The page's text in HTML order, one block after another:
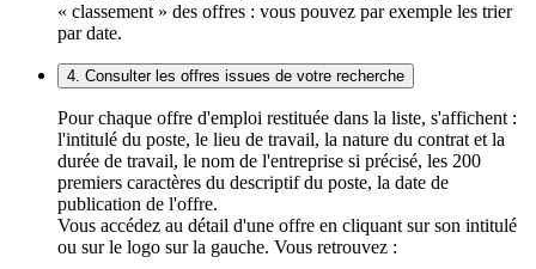
« classement » des offres : vous pouvez par exemple les trier
par date.
4. Consulter les offres issues de votre recherche
Pour chaque offre d'emploi restituée dans la liste, s'affichent :
l'intitulé du poste, le lieu de travail, la nature du contrat et la
durée de travail, le nom de l'entreprise si précisé, les 200
premiers caractères du descriptif du poste, la date de
publication de l'offre.
Vous accédez au détail d'une offre en cliquant sur son intitulé
ou sur le logo sur la gauche. Vous retrouvez :